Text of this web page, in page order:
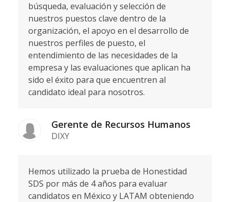
búsqueda, evaluación y selección de
nuestros puestos clave dentro de la
organización, el apoyo en el desarrollo de
nuestros perfiles de puesto, el
entendimiento de las necesidades de la
empresa y las evaluaciones que aplican ha
sido el éxito para que encuentren al
candidato ideal para nosotros.
Gerente de Recursos Humanos
DIXY
Hemos utilizado la prueba de Honestidad
SDS por más de 4 años para evaluar
candidatos en México y LATAM obteniendo